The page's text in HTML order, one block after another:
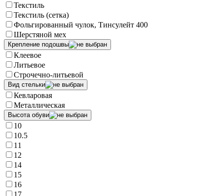
Текстиль
Текстиль (сетка)
Фольгированный чулок, Тинсулейт 400
Шерстяной мех
Крепление подошвы
Клеевое
Литьевое
Строчечно-литьевой
Вид стельки
Кевларовая
Металлическая
Высота обуви
10
10.5
11
12
14
15
16
17